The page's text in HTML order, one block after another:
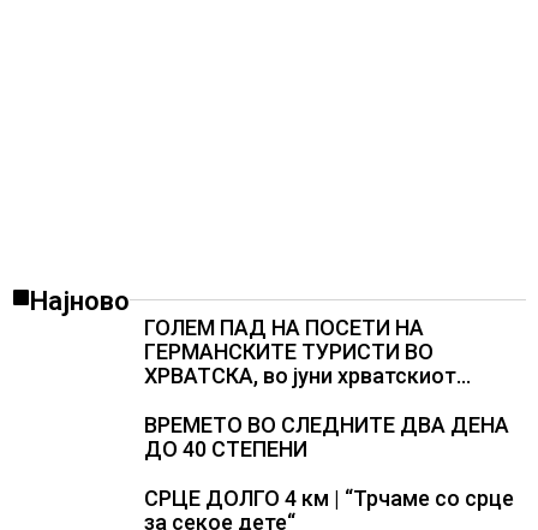
Најново
ГОЛЕМ ПАД НА ПОСЕТИ НА
ГЕРМАНСКИТЕ ТУРИСТИ ВО
ХРВАТСКА, во јуни хрватскиот
пристигнувања и ноќевања
ВРЕМЕТО ВО СЛЕДНИТЕ ДВА ДЕНА
ДО 40 СТЕПЕНИ
СРЦЕ ДОЛГО 4 км | “Трчаме со срце
за секое дете“